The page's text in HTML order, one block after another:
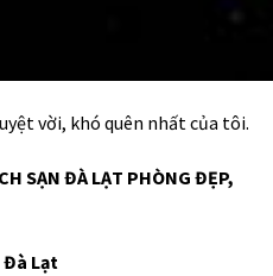
vời, khó quên nhất của tôi.
SẠN ĐÀ LẠT PHÒNG ĐẸP,
Đà Lạt